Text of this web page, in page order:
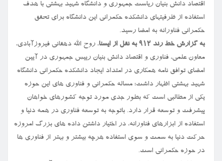
اقتصاد دانش بنیان ریاست جمهوری و دانشگاه شهید بهشتی با هدف
استفاده از ظرفیتهای دانشکده حکمرانی این دانشگاه برای تحقق
حکمرانی فناورانه به امضا رسید.
به گزارش خط رند ۹۱۲ به نقل از ایسنا
، روح الله دهقانی فیروزآبادی،
معاون علمی، فناوری و اقتصاد دانش بنیان رییس جمهوری در آیین
امضای توافق نامه همکاری در امتداد ایجاد دانشکده حکمرانی دانشگاه
شهید بهشتی اظهار داشت: مساله حکمرانی و فناوری های این حوزه
یکی از مطالبی است که بطور جدی مورد توجه کشورهای خواهان
پیشرفت و توسعه قرار دارد. باتوجه به توسعه فناوری در همه دنیا و
استفاده از ابزارهای فناورانه، در اختیار داشتن داده های بزرگ امروزه
حرکت دنیا به سمت و سوی استفاده هرچه بیشتر و بهتر از فناوری ها
در حوزه حکمرانی است.